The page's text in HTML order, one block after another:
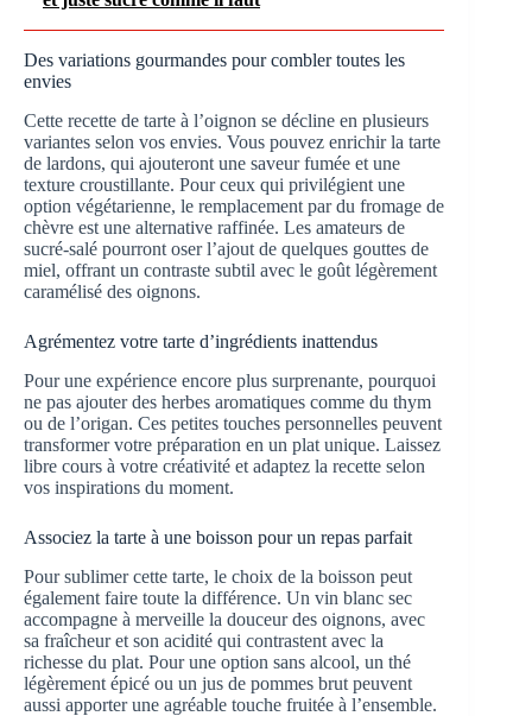
Des variations gourmandes pour combler toutes les
envies
Cette recette de tarte à l’oignon se décline en plusieurs
variantes selon vos envies. Vous pouvez enrichir la tarte
de lardons, qui ajouteront une saveur fumée et une
texture croustillante. Pour ceux qui privilégient une
option végétarienne, le remplacement par du fromage de
chèvre est une alternative raffinée. Les amateurs de
sucré-salé pourront oser l’ajout de quelques gouttes de
miel, offrant un contraste subtil avec le goût légèrement
caramélisé des oignons.
Agrémentez votre tarte d’ingrédients inattendus
Pour une expérience encore plus surprenante, pourquoi
ne pas ajouter des herbes aromatiques comme du thym
ou de l’origan. Ces petites touches personnelles peuvent
transformer votre préparation en un plat unique. Laissez
libre cours à votre créativité et adaptez la recette selon
vos inspirations du moment.
Associez la tarte à une boisson pour un repas parfait
Pour sublimer cette tarte, le choix de la boisson peut
également faire toute la différence. Un vin blanc sec
accompagne à merveille la douceur des oignons, avec
sa fraîcheur et son acidité qui contrastent avec la
richesse du plat. Pour une option sans alcool, un thé
légèrement épicé ou un jus de pommes brut peuvent
aussi apporter une agréable touche fruitée à l’ensemble.